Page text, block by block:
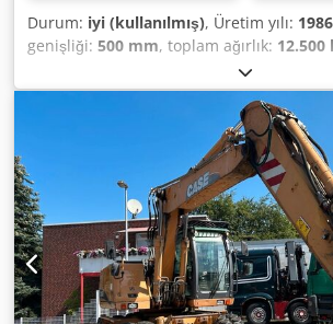
Durum: iyi (kullanılmış), Üretim yılı: 1986
genişliği: 500 mm, toplam ağırlık: 12.500
, CASE IH 1660 eksenel
IH Modeli: 1660 Yıl: 1987 Çalışma
Csdpfxsvr Dxps Agueha Bölüm genişliği:
ekipman türleri: saman kıyıcı, saman